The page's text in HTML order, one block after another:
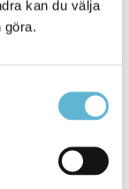
kan du välja
göra.
inte syns
också göra
tillsyn via
hur lång
tillsynen.